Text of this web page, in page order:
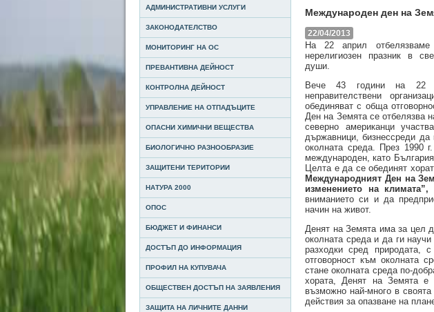
АДМИНИСТРАТИВНИ УСЛУГИ
ЗАКОНОДАТЕЛСТВО
МОНИТОРИНГ НА ОС
ПРЕВАНТИВНА ДЕЙНОСТ
КОНТРОЛНА ДЕЙНОСТ
УПРАВЛЕНИЕ НА ОТПАДЪЦИТЕ
ОПАСНИ ХИМИЧНИ ВЕЩЕСТВА
БИОЛОГИЧНО РАЗНООБРАЗИЕ
ЗАЩИТЕНИ ТЕРИТОРИИ
НАТУРА 2000
ОПОС
БЮДЖЕТ И ФИНАНСИ
ДОСТЪП ДО ИНФОРМАЦИЯ
ПРОФИЛ НА КУПУВАЧА
ОБЩЕСТВЕН ДОСТЪП НА ЗАЯВЛЕНИЯ
ЗАЩИТА НА ЛИЧНИТЕ ДАННИ
Международен ден на
22/04/2013
На 22 април
нерелигиозен празник в
души.
Вече 43 години на 22
неправителствени
обединяват с обща
Ден на Земята се отбелязва
северно американци
държавници, бизнессреди да
околната среда. През 1990
международен, като
Целта е да се обединят
Международният Ден на
изменението на
вниманието си и да
начин на живот.
Денят на Земята има за цел
околната среда и да ги
разходки сред природата,
отговорност към околната
стане околната среда по-
хората, Денят на Земята е
възможно най-много в
действия за опазване на